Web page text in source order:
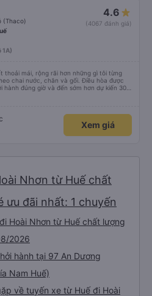
(Thaco)
4.6
(4067 đánh giá)
1A)
thoải mái, rộng rãi hơn những gì tôi từng
chai nước, chăn và gối. Điều hòa được
đúng giờ và đến sớm hơn dự kiến 30
tài xế khác ở Việt Nam! Không quá nhiều
xung quanh bến xe để tìm thấy nó, đây
phải tất cả các xe buýt đều có bảng
ty.
Xem giá
Nhơn từ Huế chất
ưu đãi nhất: 1 chuyến
Hoài Nhơn từ Huế chất lượng
2026
hành tại 97 An Dương
Nam Huế)
về tuyến xe từ Huế đi Hoài